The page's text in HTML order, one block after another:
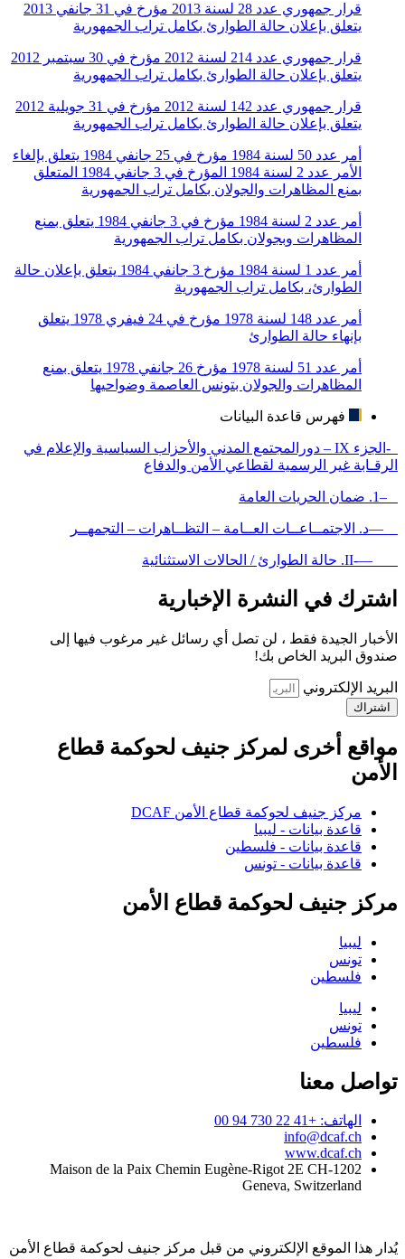
قرار جمهوري عدد 28 لسنة 2013 مؤرخ في 31 جانفي 2013
يتعلق بإعلان حالة الطوارئ بكامل تراب الجمهورية
قرار جمهوري عدد 214 لسنة 2012 مؤرخ في 30 سبتمبر 2012
يتعلق بإعلان حالة الطوارئ بكامل تراب الجمهورية
قرار جمهوري عدد 142 لسنة 2012 مؤرخ في 31 جويلية 2012
يتعلق بإعلان حالة الطوارئ بكامل تراب الجمهورية
أمر عدد 50 لسنة 1984 مؤرخ في 25 جانفي 1984 يتعلق بإلغاء
الأمر عدد 2 لسنة 1984 المؤرخ في 3 جانفي 1984 المتعلق
بمنع المظاهرات والجولان بكامل تراب الجمهورية
أمر عدد 2 لسنة 1984 مؤرخ في 3 جانفي 1984 يتعلق بمنع
المظاهرات وبجولان بكامل تراب الجمهورية
أمر عدد 1 لسنة 1984 مؤرخ 3 جانفي 1984 يتعلق بإعلان حالة
الطوارئ، بكامل تراب الجمهورية
أمر عدد 148 لسنة 1978 مؤرخ في 24 فيفري 1978 يتعلق
بإنهاء حالة الطوارئ
أمر عدد 51 لسنة 1978 مؤرخ 26 جانفي 1978 يتعلق بمنع
المظاهرات والجولان بتونس العاصمة وضواحيها
فهرس قاعدة البيانات
-الجزء IX – دورالمجتمع المدني والأحزاب السياسية والإعلام في
الرقـابة غير الرسمية لقطاعي الأمن والدفاع
–1. ضمان الحريات العامة
—د. الاجتمــاعــات العــامة – التظــاهرات – التجمهــر
—-II. حالة الطوارئ / الحالات الاستثنائية
اشترك في النشرة الإخبارية
الأخبار الجيدة فقط ، لن تصل أي رسائل غير مرغوب فيها إلى
صندوق البريد الخاص بك!
البريد الإلكتروني
اشتراك
مواقع أخرى لمركز جنيف لحوكمة قطاع
الأمن
مركز جنيف لحوكمة قطاع الأمن DCAF
قاعدة بيانات - ليبيا
قاعدة بيانات - فلسطين
قاعدة بيانات - تونس
مركز جنيف لحوكمة قطاع الأمن
ليبيا
تونس
فلسطين
ليبيا
تونس
فلسطين
تواصل معنا
الهاتف: +41 22 730 94 00
info@dcaf.ch
www.dcaf.ch
Maison de la Paix Chemin Eugène-Rigot 2E CH-1202
Geneva, Switzerland
يُدار هذا الموقع الإلكتروني من قبل مركز جنيف لحوكمة قطاع الأمن